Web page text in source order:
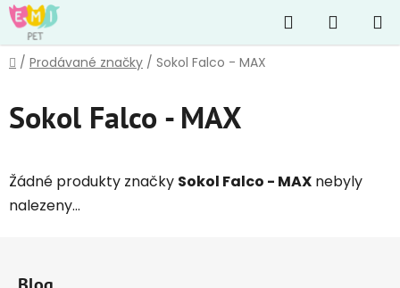
Přejít
na
obsah
Hledat
KOŠÍK
Domů
/ Prodávané značky / Sokol Falco - MAX
Sokol Falco - MAX
Žádné produkty značky Sokol Falco - MAX nebyly
nalezeny...